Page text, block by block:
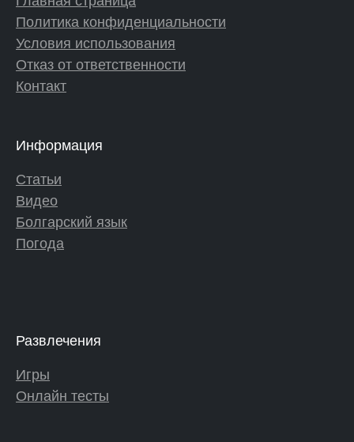
Политика конфиденциальности
Условия использования
Отказ от ответственности
Контакт
Информация
Статьи
Видео
Болгарский язык
Погода
Развлечения
Игры
Онлайн тесты